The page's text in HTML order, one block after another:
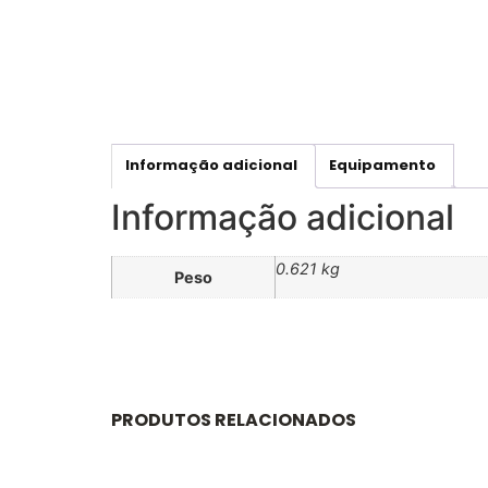
Informação adicional Equipamento
Informação adicional
Peso 0.621 kg
PRODUTOS RELACIONADOS